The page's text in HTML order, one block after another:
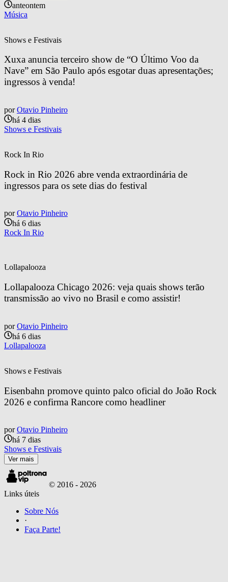
anteontem
Música
Shows e Festivais
Xuxa anuncia terceiro show de “O Último Voo da
Nave” em São Paulo após esgotar duas apresentações;
ingressos à venda!
por Otavio Pinheiro
há 4 dias
Shows e Festivais
Rock In Rio
Rock in Rio 2026 abre venda extraordinária de
ingressos para os sete dias do festival
por Otavio Pinheiro
há 6 dias
Rock In Rio
Lollapalooza
Lollapalooza Chicago 2026: veja quais shows terão
transmissão ao vivo no Brasil e como assistir!
por Otavio Pinheiro
há 6 dias
Lollapalooza
Shows e Festivais
Eisenbahn promove quinto palco oficial do João Rock
2026 e confirma Rancore como headliner
por Otavio Pinheiro
há 7 dias
Shows e Festivais
Ver mais
© 2016 - 2026
Links úteis
Sobre Nós
·
Faça Parte!